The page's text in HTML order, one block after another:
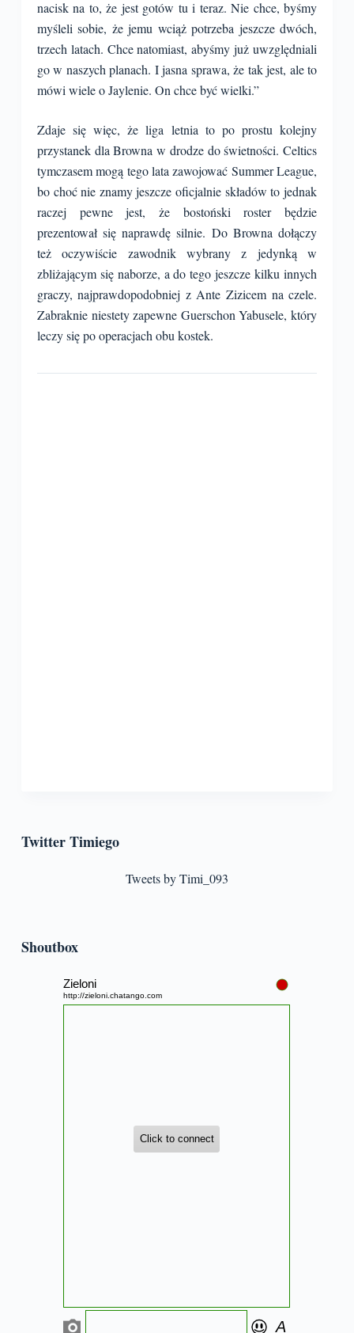
nacisk na to, że jest gotów tu i teraz. Nie chce, byśmy
myśleli sobie, że jemu wciąż potrzeba jeszcze dwóch,
trzech latach. Chce natomiast, abyśmy już uwzględniali
go w naszych planach. I jasna sprawa, że tak jest, ale to
mówi wiele o Jaylenie. On chce być wielki.”
Zdaje się więc, że liga letnia to po prostu kolejny
przystanek dla Browna w drodze do świetności. Celtics
tymczasem mogą tego lata zawojować Summer League,
bo choć nie znamy jeszcze oficjalnie składów to jednak
raczej pewne jest, że bostoński roster będzie
prezentował się naprawdę silnie. Do Browna dołączy
też oczywiście zawodnik wybrany z jedynką w
zbliżającym się naborze, a do tego jeszcze kilku innych
graczy, najprawdopodobniej z Ante Zizicem na czele.
Zabraknie niestety zapewne Guerschon Yabusele, który
leczy się po operacjach obu kostek.
Twitter Timiego
Tweets by Timi_093
Shoutbox